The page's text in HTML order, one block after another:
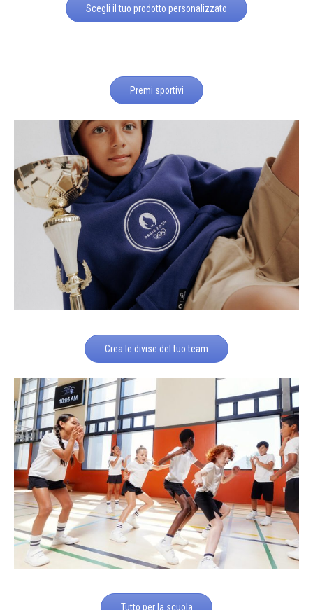
Scegli il tuo prodotto personalizzato
Premi sportivi
Crea le divise del tuo team
Tutto per la scuola